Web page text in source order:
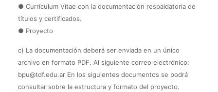
● Currículum Vitae con la documentación respaldatoria de
títulos y certificados.
● Proyecto
c) La documentación deberá ser enviada en un único
archivo en formato PDF. Al siguiente correo electrónico:
bpu@tdf.edu.ar En los siguientes documentos se podrá
consultar sobre la estructura y formato del proyecto.